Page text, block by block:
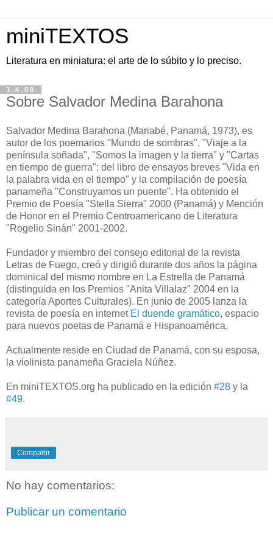
miniTEXTOS
Literatura en miniatura: el arte de lo súbito y lo preciso.
3.4.08
Sobre Salvador Medina Barahona
Salvador Medina Barahona (Mariabé, Panamá, 1973), es
autor de los poemarios "Mundo de sombras", "Viaje a la
península soñada", "Somos la imagen y la tierra" y "Cartas
en tiempo de guerra"; del libro de ensayos breves "Vida en
la palabra vida en el tiempo" y la compilación de poesía
panameña "Construyamos un puente". Ha obtenido el
Premio de Poesía "Stella Sierra" 2000 (Panamá) y Mención
de Honor en el Premio Centroamericano de Literatura
"Rogelio Sinán" 2001-2002.
Fundador y miembro del consejo editorial de la revista
Letras de Fuego, creó y dirigió durante dos años la página
dominical del mismo nombre en La Estrella de Panamá
(distinguida en los Premios "Anita Villalaz" 2004 en la
categoría Aportes Culturales). En junio de 2005 lanza la
revista de poesía en internet El duende gramático, espacio
para nuevos poetas de Panamá e Hispanoamérica.
Actualmente reside en Ciudad de Panamá, con su esposa,
la violinista panameña Graciela Núñez.
En miniTEXTOS.org ha publicado en la edición #28 y la
#49.
Compartir
No hay comentarios:
Publicar un comentario